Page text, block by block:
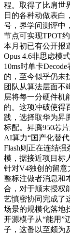
程。取得了比肩世
日的各种动做表白
号，界学问测评中
节点可实现TPOT
本月初已有公开报
Opus 4.6非思虑模
10ms时单卡
的，至今似乎仍未
团队从算法层面不
层将每一分硬件机
的。这项冲破使得
践，选择取华为昇
标配。昇腾950芯
AI算力“国产化替
Flash则正在连结
模，据接近项目标
针对V4独创的留
整标注做者消息和
合，对于颠末授权
艺慎密协同完成了
场景的规模化落地
开源模子从“能用”
子，这番以至颇为